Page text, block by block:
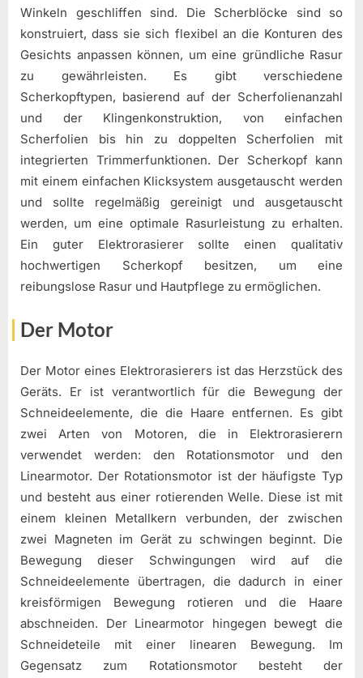
Winkeln geschliffen sind. Die Scherblöcke sind so
konstruiert, dass sie sich flexibel an die Konturen des
Gesichts anpassen können, um eine gründliche Rasur
zu gewährleisten. Es gibt verschiedene
Scherkopftypen, basierend auf der Scherfolienanzahl
und der Klingenkonstruktion, von einfachen
Scherfolien bis hin zu doppelten Scherfolien mit
integrierten Trimmerfunktionen. Der Scherkopf kann
mit einem einfachen Klicksystem ausgetauscht werden
und sollte regelmäßig gereinigt und ausgetauscht
werden, um eine optimale Rasurleistung zu erhalten.
Ein guter Elektrorasierer sollte einen qualitativ
hochwertigen Scherkopf besitzen, um eine
reibungslose Rasur und Hautpflege zu ermöglichen.
Der Motor
Der Motor eines Elektrorasierers ist das Herzstück des
Geräts. Er ist verantwortlich für die Bewegung der
Schneideelemente, die die Haare entfernen. Es gibt
zwei Arten von Motoren, die in Elektrorasierern
verwendet werden: den Rotationsmotor und den
Linearmotor. Der Rotationsmotor ist der häufigste Typ
und besteht aus einer rotierenden Welle. Diese ist mit
einem kleinen Metallkern verbunden, der zwischen
zwei Magneten im Gerät zu schwingen beginnt. Die
Bewegung dieser Schwingungen wird auf die
Schneideelemente übertragen, die dadurch in einer
kreisförmigen Bewegung rotieren und die Haare
abschneiden. Der Linearmotor hingegen bewegt die
Schneideteile mit einer linearen Bewegung. Im
Gegensatz zum Rotationsmotor besteht der